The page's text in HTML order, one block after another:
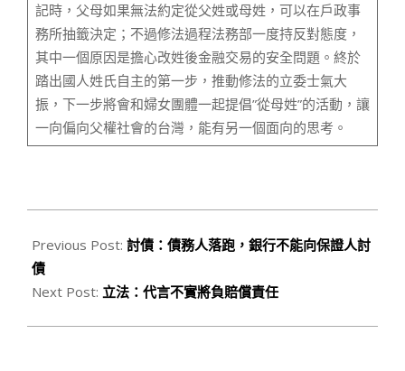
記時，父母如果無法約定從父姓或母姓，可以在戶政事
務所抽籤決定；不過修法過程法務部一度持反對態度，
其中一個原因是擔心改姓後金融交易的安全問題。終於
踏出國人姓氏自主的第一步，推動修法的立委士氣大
振，下一步將會和婦女團體一起提倡”從母姓”的活動，讓
一向偏向父權社會的台灣，能有另一個面向的思考。
03-
04
Previous Post: 討債：債務人落跑，銀行不能向保證人討
債
Next Post: 立法：代言不實將負賠償責任